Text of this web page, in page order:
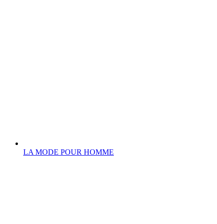
LA MODE POUR HOMME